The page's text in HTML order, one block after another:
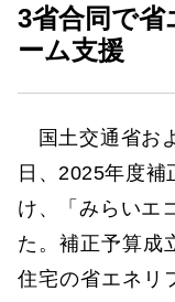
3省合同で省
ーム支援
国土交通省お
日、2025年度
け、「みらいエ
た。補正予算成
住宅の省エネリ